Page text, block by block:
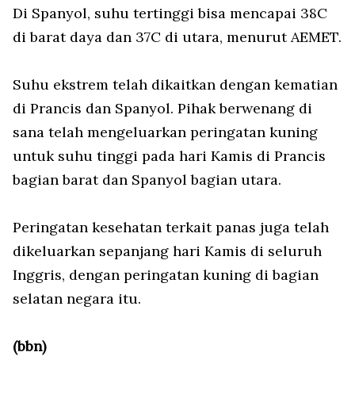
Di Spanyol, suhu tertinggi bisa mencapai 38C
di barat daya dan 37C di utara, menurut AEMET.
Suhu ekstrem telah dikaitkan dengan kematian
di Prancis dan Spanyol. Pihak berwenang di
sana telah mengeluarkan peringatan kuning
untuk suhu tinggi pada hari Kamis di Prancis
bagian barat dan Spanyol bagian utara.
Peringatan kesehatan terkait panas juga telah
dikeluarkan sepanjang hari Kamis di seluruh
Inggris, dengan peringatan kuning di bagian
selatan negara itu.
(bbn)